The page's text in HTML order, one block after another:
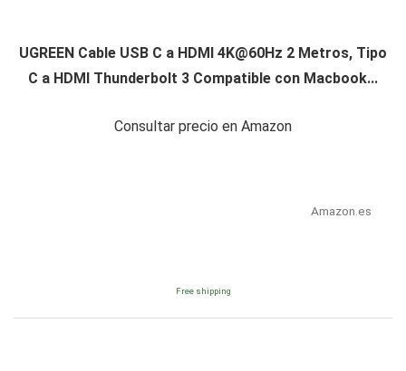
UGREEN Cable USB C a HDMI 4K@60Hz 2 Metros, Tipo
C a HDMI Thunderbolt 3 Compatible con Macbook...
Consultar precio en Amazon
Amazon.es
Free shipping